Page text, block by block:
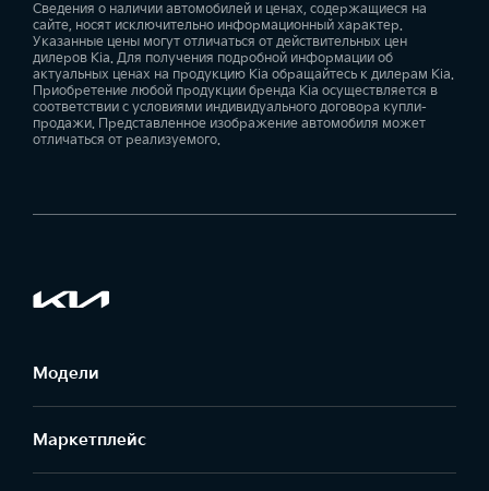
Сведения о наличии автомобилей и ценах, содержащиеся на
сайте, носят исключительно информационный характер.
Указанные цены могут отличаться от действительных цен
дилеров Kia. Для получения подробной информации об
актуальных ценах на продукцию Kia обращайтесь к дилерам Kia.
Приобретение любой продукции бренда Kia осуществляется в
соответствии с условиями индивидуального договора купли-
продажи. Представленное изображение автомобиля может
отличаться от реализуемого.
Модели
Маркетплейс